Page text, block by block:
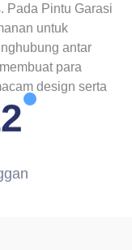
Pada Pintu Garasi
untuk
antar
para
design serta